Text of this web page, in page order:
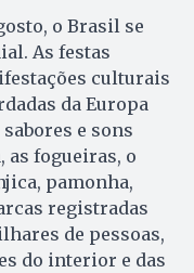
o Brasil se
As festas
culturais
da Europa
e sons
as fogueiras, o
pamonha,
registradas
de pessoas,
do interior e das